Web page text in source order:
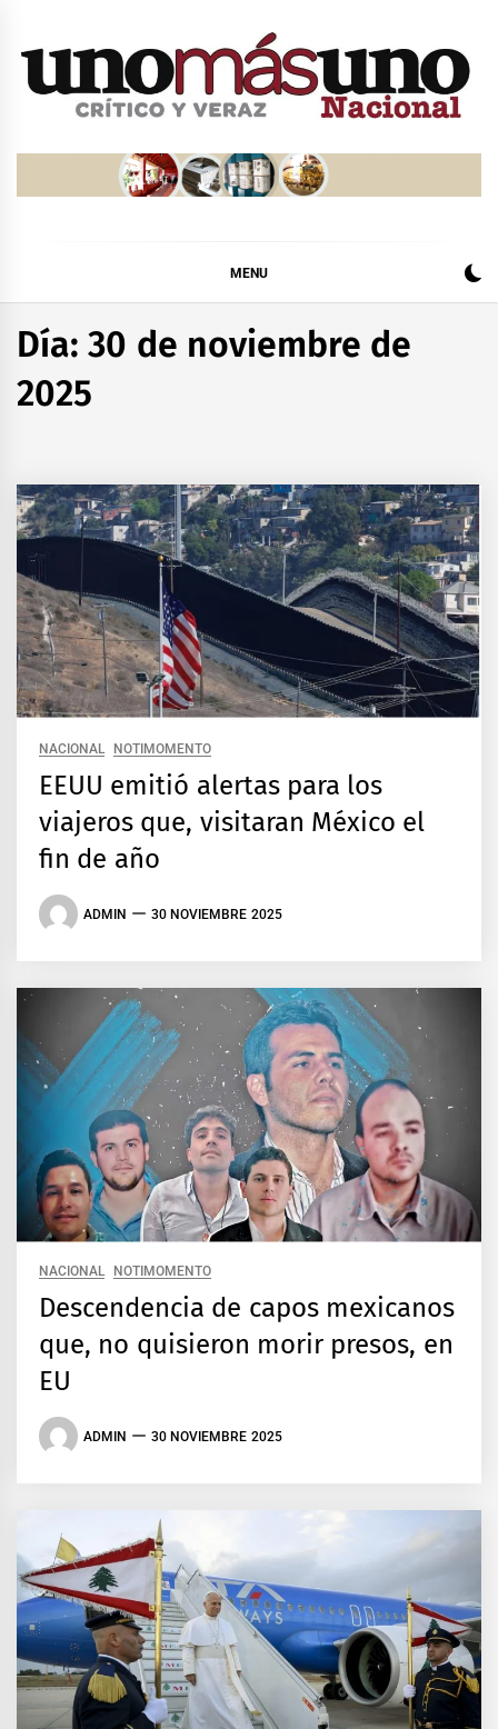
MENU
Día:30 de noviembre de
2025
NACIONAL NOTIMOMENTO
EEUU emitió alertas para los
viajeros que, visitaran México el
fin de año
ADMIN 30 NOVIEMBRE 2025
NACIONAL NOTIMOMENTO
Descendencia de capos mexicanos
que, no quisieron morir presos, en
EU
ADMIN 30 NOVIEMBRE 2025